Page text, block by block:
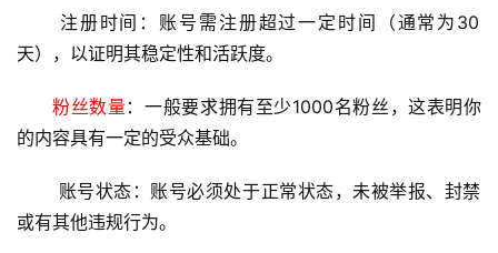
天），以证明其稳定性和活跃度。
粉丝数量：一般要求拥有至少1000名粉丝，这表明你
的内容具有一定的受众基础。
或有其他违规行为。